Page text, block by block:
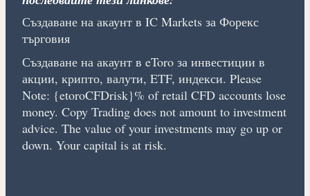
Създаване на акаунт в IC Markets за Форекс
търговия
Създаване на акаунт в eToro за инвестиции в
акции, крипто, валути, ETF, индекси. Please
Note: {etoroCFDrisk}% of retail CFD accounts lose
money. Copy Trading does not amount to investment
advice. The value of your investments may go up or
down. Your capital is at risk.